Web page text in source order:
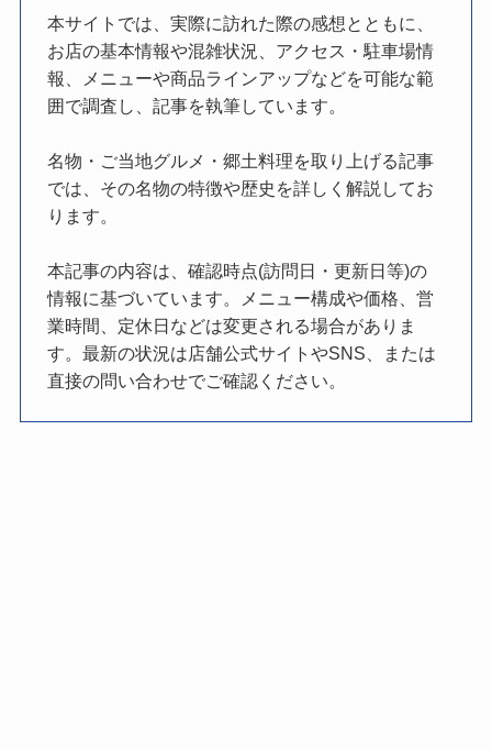
本サイトでは、実際に訪れた際の感想とともに、
お店の基本情報や混雑状況、アクセス・駐車場情
報、メニューや商品ラインアップなどを可能な範
囲で調査し、記事を執筆しています。
名物・ご当地グルメ・郷土料理を取り上げる記事
では、その名物の特徴や歴史を詳しく解説してお
ります。
本記事の内容は、確認時点(訪問日・更新日等)の
情報に基づいています。メニュー構成や価格、営
業時間、定休日などは変更される場合がありま
す。最新の状況は店舗公式サイトやSNS、または
直接の問い合わせでご確認ください。